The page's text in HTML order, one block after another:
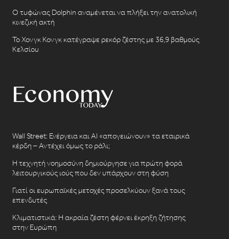
Ο τυφώνας Dolphin αναμένεται να πλήξει την ανατολική
κινεζική ακτή
Το Χονγκ Κονγκ κατέγραψε ρεκόρ ζέστης με 36,9 βαθμούς
Κελσίου
Wall Street: Ενέργεια και AI «απογειώνουν» τα εταιρικά
κέρδη – Αντέχει όμως το ράλι;
Η τεχνητή νοημοσύνη δημιούργησε για πρώτη φορά
λειτουργικούς ιούς που δεν υπάρχουν στη φύση
Γιατί οι ευρωπαϊκές μετοχές προσελκύουν ξανά τους
επενδυτές
Κλιματιστικά: Η ακραία ζέστη φέρνει έκρηξη ζήτησης
στην Ευρώπη